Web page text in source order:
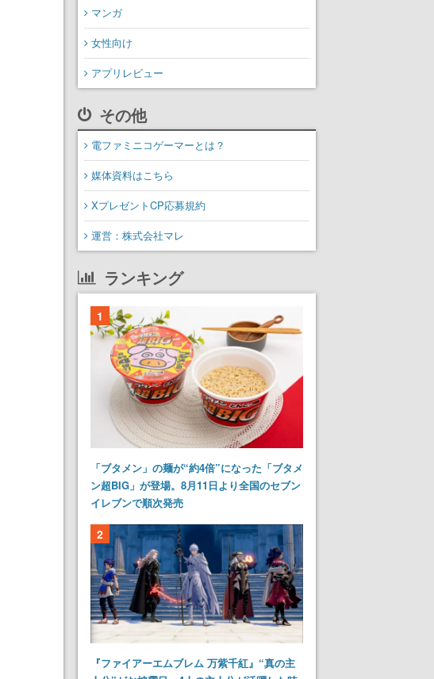
マンガ
女性向け
アプリレビュー
その他
電ファミニコゲーマーとは？
媒体資料はこちら
XプレゼントCP応募規約
運営：株式会社マレ
ランキング
1
「ブタメン」の麺が“約4倍”になった「ブタメ
ン超BIG」が登場。8月11日より全国のセブン
イレブンで順次発売
2
『ファイアーエムブレム 万紫千紅』“真の主